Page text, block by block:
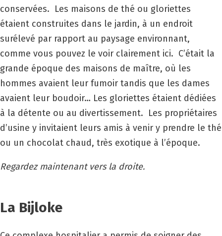
conservées. Les maisons de thé ou gloriettes
étaient construites dans le jardin, à un endroit
surélevé par rapport au paysage environnant,
comme vous pouvez le voir clairement ici. C’était la
grande époque des maisons de maître, où les
hommes avaient leur fumoir tandis que les dames
avaient leur boudoir… Les gloriettes étaient dédiées
à la détente ou au divertissement. Les propriétaires
d’usine y invitaient leurs amis à venir y prendre le thé
ou un chocolat chaud, très exotique à l’époque.
Regardez maintenant vers la droite.
La Bijloke